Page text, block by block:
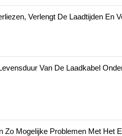
Verlengt De Laadtijden En
Van De Laadkabel
Zo Mogelijke Problemen Met Het